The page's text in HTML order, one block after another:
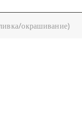
окрашивание)